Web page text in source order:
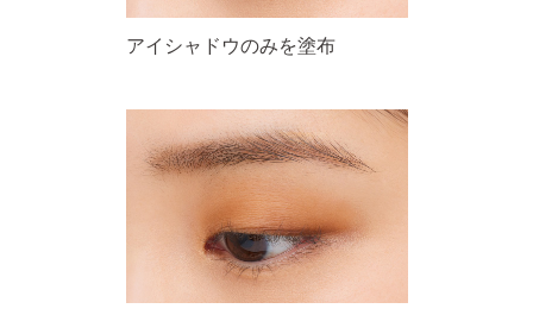
アイシャドウのみを塗布